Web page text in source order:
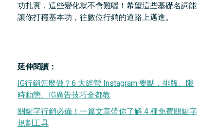
功扎實，這些變化就不會難喔！希望這些基礎名詞能
讓你打穩基本功，往數位行銷的道路上邁進。
延伸閱讀：
IG行銷怎麼做？6 大經營 Instagram 要點，排版、限
時動態、IG廣告技巧全都教
關鍵字行銷必備！一篇文章帶你了解 4 種免費關鍵字
規劃工具